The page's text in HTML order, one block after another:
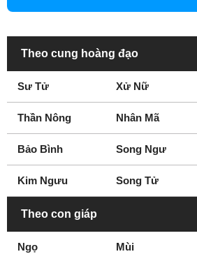
Theo cung hoàng đạo
Sư Tử Xử Nữ
Thần Nông Nhân Mã
Bảo Bình Song Ngư
Kim Ngưu Song Tử
Theo con giáp
Ngọ Mùi